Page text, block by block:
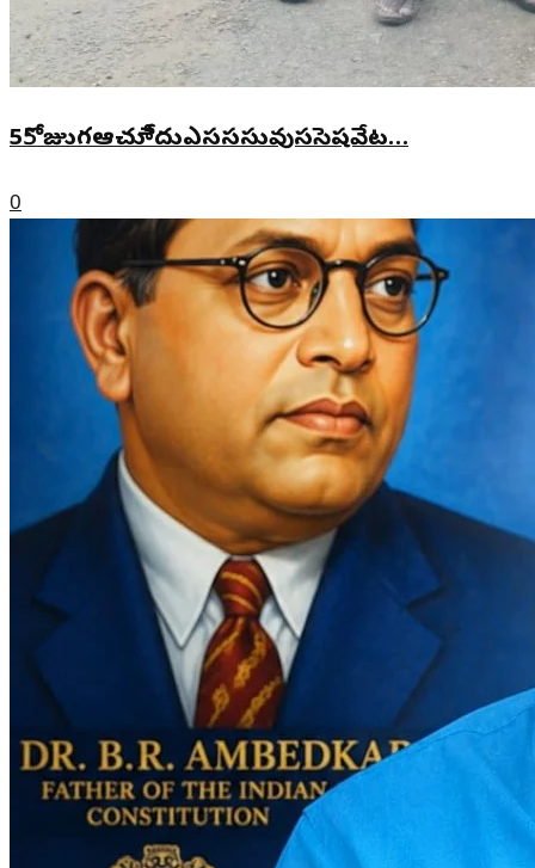
55ోజుుగఆచూీేదుఎసససువుససెషవేట…
0